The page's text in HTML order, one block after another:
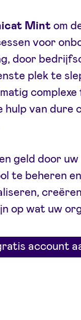
Mintom
voor
door
plek te
hulp van dure
geld door
te beheren
op wat uw
account